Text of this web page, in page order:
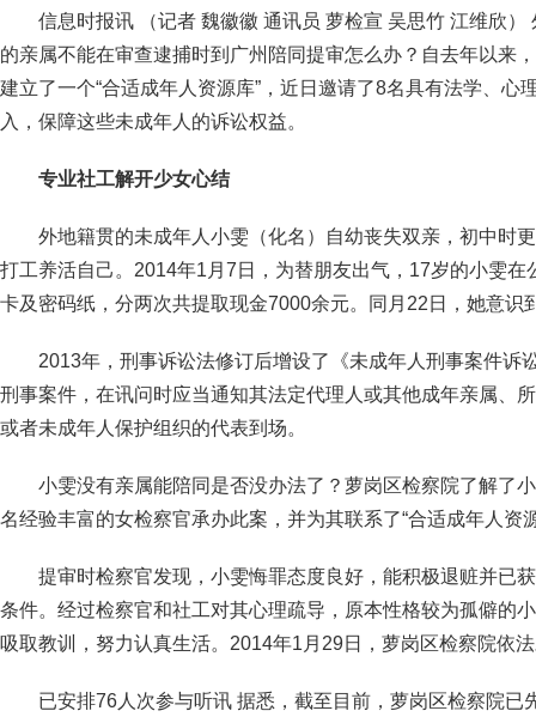
信息时报讯 （记者 魏徽徽 通讯员 萝检宣 吴思竹 江维欣
的亲属不能在审查逮捕时到广州陪同提审怎么办？自去年以来
建立了一个“合适成年人资源库”，近日邀请了8名具有法学、心
入，保障这些未成年人的诉讼权益。
专业社工解开少女心结
外地籍贯的未成年人小雯（化名）自幼丧失双亲，初中时
打工养活自己。2014年1月7日，为替朋友出气，17岁的小雯
卡及密码纸，分两次共提取现金7000余元。同月22日，她意识
2013年，刑事诉讼法修订后增设了《未成年人刑事案件诉
刑事案件，在讯问时应当通知其法定代理人或其他成年亲属、
或者未成年人保护组织的代表到场。
小雯没有亲属能陪同是否没办法了？萝岗区检察院了解了
名经验丰富的女检察官承办此案，并为其联系了“合适成年人资
提审时检察官发现，小雯悔罪态度良好，能积极退赃并已
条件。经过检察官和社工对其心理疏导，原本性格较为孤僻的
吸取教训，努力认真生活。2014年1月29日，萝岗区检察院依
已安排76人次参与听讯 据悉，截至目前，萝岗区检察院已